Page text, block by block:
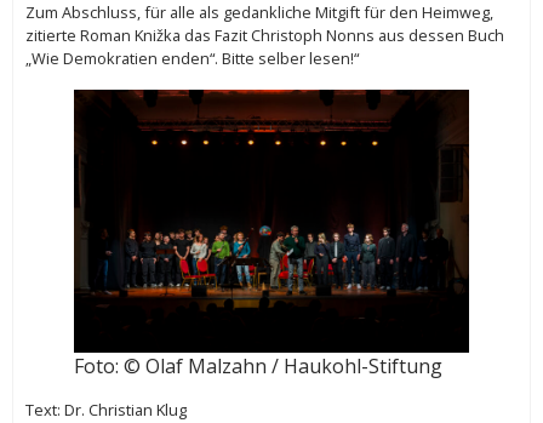
Zum Abschluss, für alle als gedankliche Mitgift für den Heimweg,
zitierte Roman Knižka das Fazit Christoph Nonns aus dessen Buch
„Wie Demokratien enden“. Bitte selber lesen!“
Foto: © Olaf Malzahn / Haukohl-Stiftung
Text: Dr. Christian Klug